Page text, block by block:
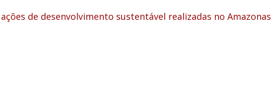
de desenvolvimento sustentável realizadas no Amazonas